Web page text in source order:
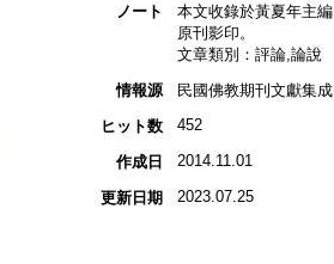
ノート
本文收錄於黃夏年主
原刊影印。
文章類別：評論,論說
情報源
民國佛教期刊文獻集
ヒット数
452
作成日 2014.11.01
更新日期 2023.07.25